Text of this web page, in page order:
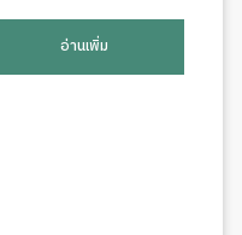
อ่านเพิ่ม